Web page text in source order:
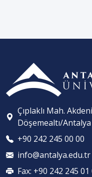
Çıplaklı Mah.
Döşemealtı/Antalya
+90 242 245 00 00
info@antalya.edu.tr
Fax: +90 242 245 01